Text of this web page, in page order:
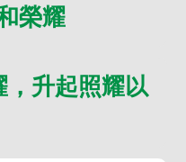
榮耀
升起照耀以